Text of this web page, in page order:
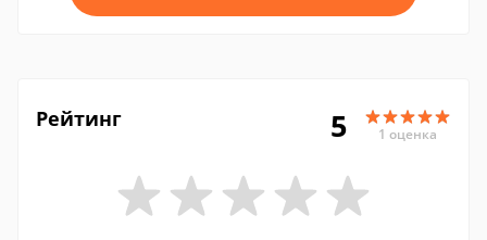
Рейтинг 5 1 оценка